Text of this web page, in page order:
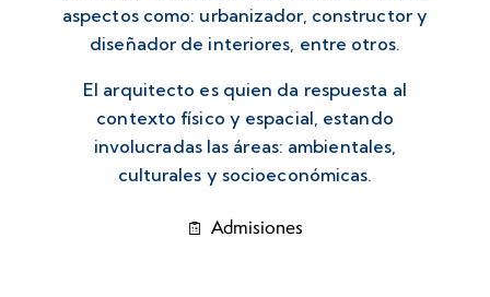
aspectos como: urbanizador, constructor y
diseñador de interiores, entre otros.
El arquitecto es quien da respuesta al
contexto físico y espacial, estando
involucradas las áreas: ambientales,
culturales y socioeconómicas.
Admisiones